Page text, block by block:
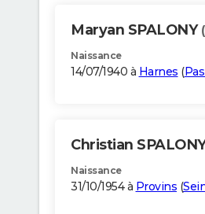
Maryan SPALONY
Naissance
14/07/1940 à Harnes (
Christian
Naissance
31/10/1954 à Provins (